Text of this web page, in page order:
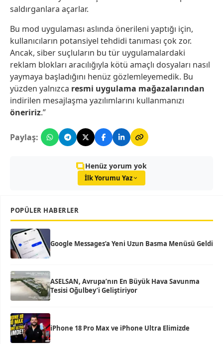
saldırganlara açarlar.
Bu mod uygulaması aslında önerileni yaptığı için,
kullanıcıların potansiyel tehdidi tanıması çok zor.
Ancak, siber suçluların bu tür uygulamalardaki
reklam blokları aracılığıyla kötü amaçlı dosyaları nasıl
yaymaya başladığını henüz gözlemleyemedik. Bu
yüzden yalnızca resmi uygulama mağazalarından
indirilen mesajlaşma yazılımlarını kullanmanızı
öneririz.”
Paylaş:
Henüz yorum yok
İlk Yorumu Yaz
POPÜLER HABERLER
Google Messages’a Yeni Uzun Basma Menüsü Geldi
ASELSAN, Avrupa’nın En Büyük Hava Savunma
Tesisi Oğulbey’i Geliştiriyor
iPhone 18 Pro Max ve iPhone Ultra Elimizde